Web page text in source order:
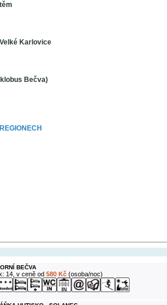
Karlovice
Bečva)
BEČVA
14, v ceně od 580 Kč(osoba/noc)